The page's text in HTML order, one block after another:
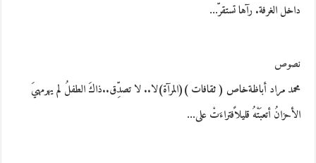
داخل الغرفة. رآها تستقرّ…
نصوص
محمد مراد أباظةخاص ( ثقافات )(المرآة)لا.. لا تصدِّق..ذاكَ الطفلُ لم يهرمهيَ
الأحزانُ أتعبَتْهُ قليلاًفتراءَتْ على…